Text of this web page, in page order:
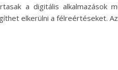
a digitális alkalmazások
elkerülni a félreértéseket.